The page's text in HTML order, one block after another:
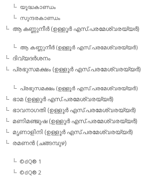
യൂദ്ധകാണ്ഡം
സുന്ദരകാണ്ഡം
ആ കണ്ണുനീര്‍ (ഉള്ളൂര്‍ എസ്.പരമേശ്വരയ്യര്‍)
ആ കണ്ണുനീര്‍ (ഉള്ളൂര്‍ എസ്.പരമേശ്വരയ്യര്‍)
ദിവ്യദര്‍ശനം
പ്രഭുസമക്ഷം (ഉള്ളൂര്‍ എസ്.പരമേശ്വരയ്യര്‍)
പ്രഭുസമക്ഷം (ഉള്ളൂര്‍ എസ്.പരമേശ്വരയ്യര്‍)
ഭാമ (ഉള്ളൂര്‍ എസ്.പരമേശ്വരയ്യര്‍)
ഭാവനാഗതി (ഉള്ളൂര്‍ എസ്.പരമേശ്വരയ്യര്‍)
മണിമഞ്ജുഷ (ഉള്ളൂര്‍ എസ്.പരമേശ്വരയ്യര്‍)
മൃണാളിനി (ഉള്ളൂര്‍ എസ്.പരമേശ്വരയ്യര്‍)
രമണന്‍ (ചങ്ങമ്പുഴ)
©dQ® 1
©dQ® 2